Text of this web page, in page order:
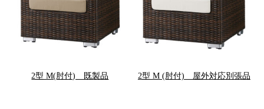
2型 M(肘付) 既製品 2型 M (肘付) 屋外対応別張品